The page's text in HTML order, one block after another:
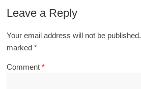
Leave a Reply
Your email address will not be published.
marked*
Comment*